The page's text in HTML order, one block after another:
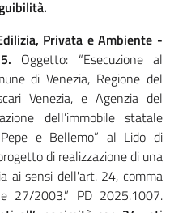
Privata e Ambiente -
Oggetto: “Esecuzione al
di Venezia, Regione del
Venezia, e Agenzia del
dell’immobile statale
e Bellemo” al Lido di
di realizzazione di una
ai sensi dell'art. 24, comma
27/2003.” PD 2025.1007.